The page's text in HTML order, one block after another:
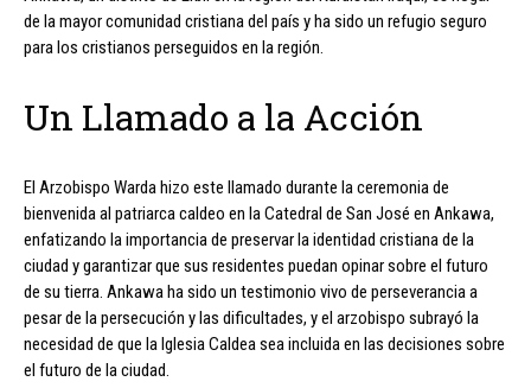
de la mayor comunidad cristiana del país y ha sido un refugio seguro
para los cristianos perseguidos en la región.
Un Llamado a la Acción
El Arzobispo Warda hizo este llamado durante la ceremonia de
bienvenida al patriarca caldeo en la Catedral de San José en Ankawa,
enfatizando la importancia de preservar la identidad cristiana de la
ciudad y garantizar que sus residentes puedan opinar sobre el futuro
de su tierra. Ankawa ha sido un testimonio vivo de perseverancia a
pesar de la persecución y las dificultades, y el arzobispo subrayó la
necesidad de que la Iglesia Caldea sea incluida en las decisiones sobre
el futuro de la ciudad.